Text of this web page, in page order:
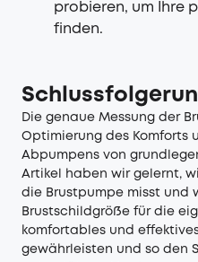
probieren, um Ihre
finden.
Die genaue Messung der
Optimierung des Komforts
Abpumpens von
Artikel haben wir gelernt,
die Brustpumpe misst und
Brustschildgröße für die
komfortables und
gewährleisten und so den